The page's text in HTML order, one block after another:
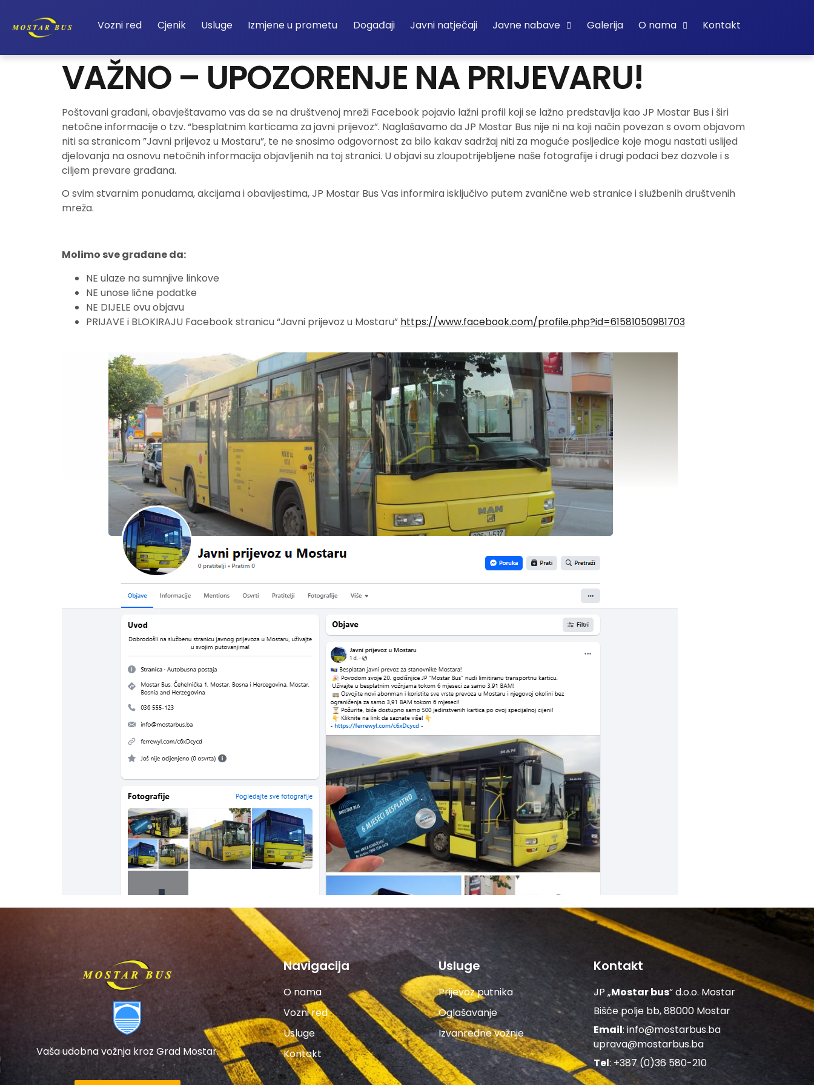
Vozni red Cjenik Usluge Izmjene u prometu Događaji Javni natječaji Javne nabave Galerija O nama Kontakt
VAŽNO – UPOZORENJE NA PRIJEVARU!
Poštovani građani, obavještavamo vas da se na društvenoj mreži Facebook pojavio lažni profil koji se lažno predstavlja kao JP Mostar Bus i širi
netočne informacije o tzv. “besplatnim karticama za javni prijevoz”. Naglašavamo da JP Mostar Bus nije ni na koji način povezan s ovom objavom
niti sa stranicom ”Javni prijevoz u Mostaru”, te ne snosimo odgovornost za bilo kakav sadržaj niti za moguće posljedice koje mogu nastati uslijed
djelovanja na osnovu netočnih informacija objavljenih na toj stranici. U objavi su zloupotrijebljene naše fotografije i drugi podaci bez dozvole i s
ciljem prevare građana.
O svim stvarnim ponudama, akcijama i obavijestima, JP Mostar Bus Vas informira isključivo putem zvanične web stranice i službenih društvenih
mreža.
Molimo sve građane da:
NE ulaze na sumnjive linkove
NE unose lične podatke
NE DIJELE ovu objavu
PRIJAVE i BLOKIRAJU Facebook stranicu “Javni prijevoz u Mostaru” https://www.facebook.com/profile.php?id=61581050981703
Vaša udobna vožnja kroz Grad Mostar.
Navigacija
O nama
Vozni red
Usluge
Kontakt
Usluge
Prijevoz putnika
Oglašavanje
Izvanredne vožnje
Kontakt
JP „Mostar bus“ d.o.o. Mostar
Bišće polje bb, 88000 Mostar
Email: info@mostarbus.ba
uprava@mostarbus.ba
Tel: +387 (0)36 580-210